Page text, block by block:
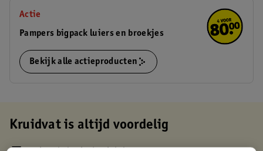
Actie
Pampers bigpack luiers en broekjes
Bekijk alle actieproducten
Kruidvat is altijd voordelig